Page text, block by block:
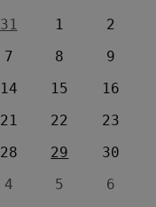
31 1
2
7 8
9
14 15
16
21 22
23
28 29
30
4 5 6